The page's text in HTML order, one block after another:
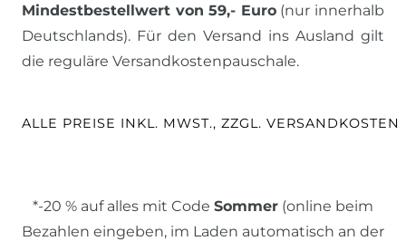
Mindestbestellwert von 59,- Euro(nur innerhalb
Deutschlands). Für den Versand ins Ausland gilt
die reguläre Versandkostenpauschale.
ALLE PREISE INKL. MWST., ZZGL. VERSANDKOSTEN
*-20 % auf alles mit Code Sommer (online beim
Bezahlen eingeben, im Laden automatisch an der